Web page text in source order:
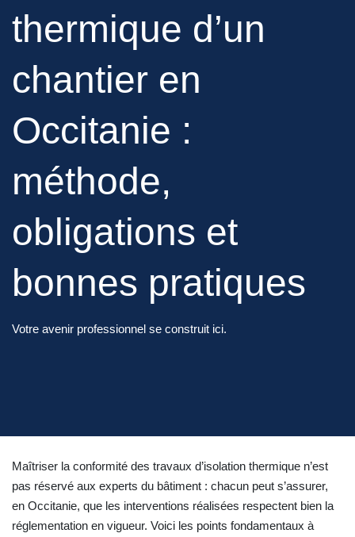
thermique d’un
chantier en
Occitanie :
méthode,
obligations et
bonnes pratiques
Votre avenir professionnel se construit ici.
Maîtriser la conformité des travaux d’isolation thermique n’est
pas réservé aux experts du bâtiment : chacun peut s’assurer,
en Occitanie, que les interventions réalisées respectent bien la
réglementation en vigueur. Voici les points fondamentaux à